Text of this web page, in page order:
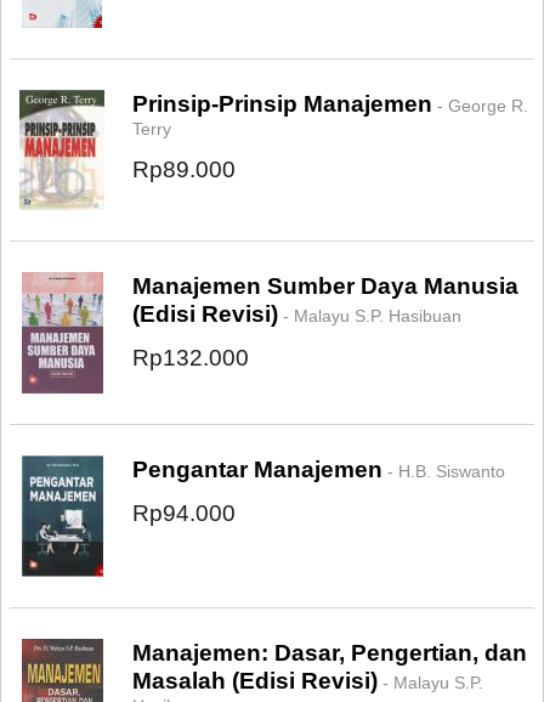
Prinsip-Prinsip Manajemen - George R.
Terry
Rp89.000
Manajemen Sumber Daya Manusia
(Edisi Revisi) - Malayu S.P. Hasibuan
Rp132.000
Pengantar Manajemen - H.B. Siswanto
Rp94.000
Manajemen: Dasar, Pengertian, dan
Masalah (Edisi Revisi) - Malayu S.P.